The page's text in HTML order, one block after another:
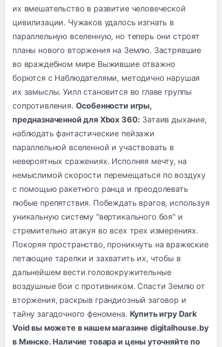
их вмешательство в развитие человеческой
цивилизации. Чужаков удалось изгнать в
параллельную вселенную, но теперь они строят
планы нового вторжения на Землю. Застрявшие
во враждебном мире Выжившие отважно
борются с Наблюдателями, методично нарушая
их замыслы. Уилл становится во главе группы
сопротивления. Особенности игры,
предназначенной для Xbox 360: Затаив дыхание,
наблюдать фантастические пейзажи
параллельной вселенной и участвовать в
невероятных сражениях. Исполняя мечту, на
немыслимой скорости перемещаться по воздуху
с помощью ракетного ранца и преодолевать
любые препятствия. Побеждать врагов, используя
уникальную систему "вертикального боя" и
стремительно атакуя во всех трех измерениях.
Покоряя пространство, проникнуть на вражеские
летающие тарелки и захватить их, чтобы в
дальнейшем вести головокружительные
воздушные бои с противником. Спасти Землю от
вторжения, раскрыв грандиозный заговор и
тайну загадочного феномена. Купить игру Dark
Void вы можете в нашем магазине digitalhouse.by
в Минске. Наличие товара и цены уточняйте по